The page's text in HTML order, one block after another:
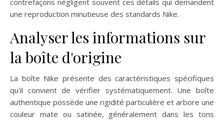
contrefaçons négligent souvent ces détails qui demandent
une reproduction minutieuse des standards Nike.
Analyser les informations sur
la boîte d'origine
La boîte Nike présente des caractéristiques spécifiques
qu'il convient de vérifier systématiquement. Une boîte
authentique possède une rigidité particulière et arbore une
couleur mate ou satinée, généralement dans les tons